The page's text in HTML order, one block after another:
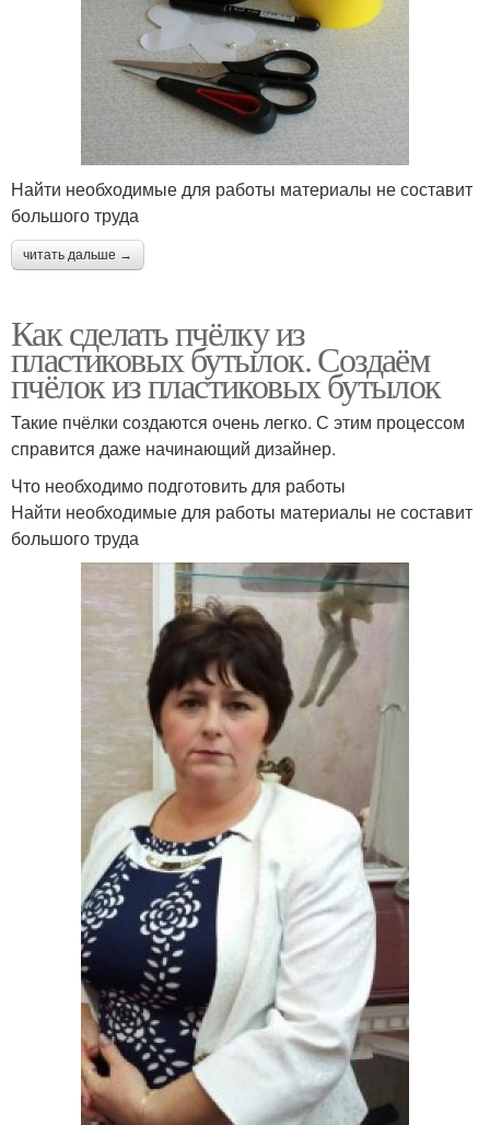
Найти необходимые для работы материалы не составит
большого труда
читать дальше →
Как сделать пчёлку из
пластиковых бутылок. Создаём
пчёлок из пластиковых бутылок
Такие пчёлки создаются очень легко. С этим процессом
справится даже начинающий дизайнер.
Что необходимо подготовить для работы
Найти необходимые для работы материалы не составит
большого труда